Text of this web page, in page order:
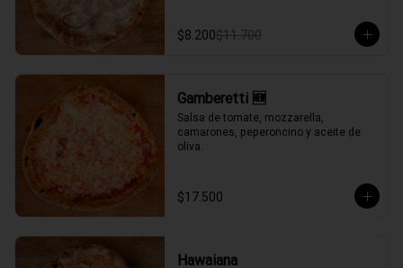
$8.200$11.700
Gamberetti 🆕
Salsa de tomate, mozzarella,
camarones, peperoncino y aceite de
oliva.
$17.500
Hawaiana